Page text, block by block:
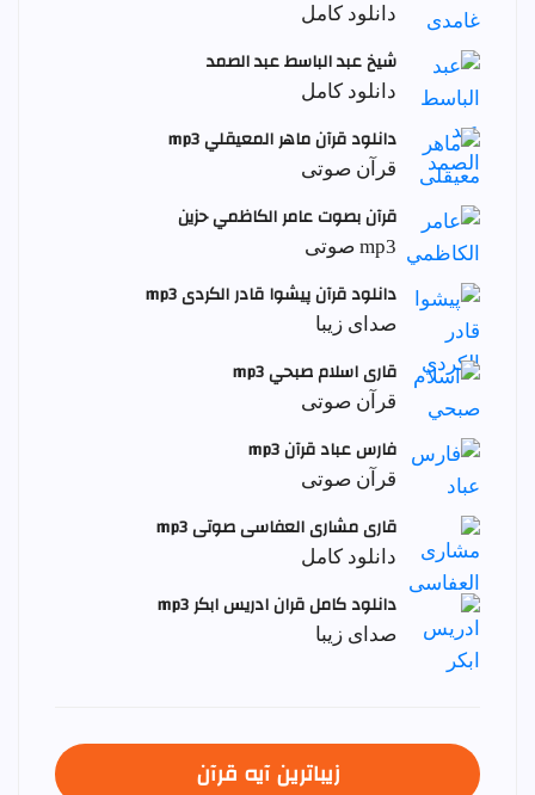
دانلود کامل
شيخ عبد الباسط عبد الصمد
دانلود کامل
دانلود قرآن ماهر المعيقلي mp3
قرآن صوتی
قرآن بصوت عامر الكاظمي حزين
mp3 صوتی
دانلود قرآن پیشوا قادر الکردی mp3
صدای زیبا
قاری اسلام صبحي mp3
قرآن صوتی
فارس عباد قرآن mp3
قرآن صوتی
قاری مشاری العفاسی صوتی mp3
دانلود کامل
دانلود کامل قران ادریس ابکر mp3
صدای زیبا
زیباترین آیه قرآن